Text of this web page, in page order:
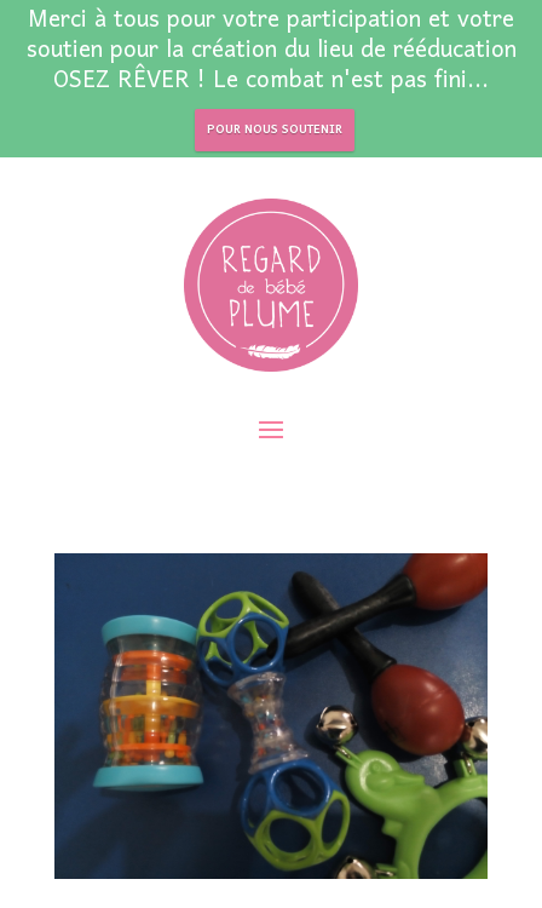
Merci à tous pour votre participation et votre
soutien pour la création du lieu de rééducation
OSEZ RÊVER ! Le combat n'est pas fini...
POUR NOUS SOUTENIR